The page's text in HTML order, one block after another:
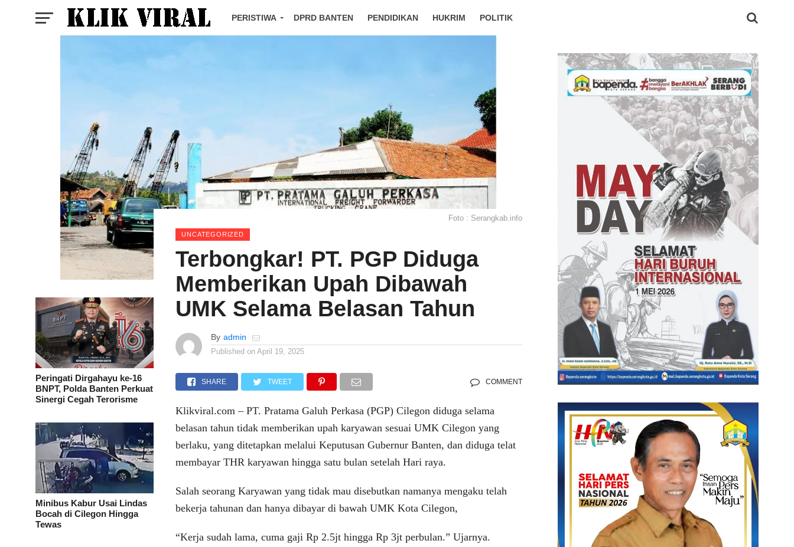
PERISTIWA DPRD BANTEN PENDIDIKAN HUKRIM POLITIK
Peringati Dirgahayu ke-16
BNPT, Polda Banten Perkuat
Sinergi Cegah Terorisme
Minibus Kabur Usai Lindas
Bocah di Cilegon Hingga
Tewas
Foto : Serangkab.info
UNCATEGORIZED
Terbongkar! PT. PGP Diduga
Memberikan Upah Dibawah
UMK Selama Belasan Tahun
By admin
Published on April 19, 2025
SHARE TWEET COMMENT
Klikviral.com – PT. Pratama Galuh Perkasa (PGP) Cilegon diduga selama
belasan tahun tidak memberikan upah karyawan sesuai UMK Cilegon yang
berlaku, yang ditetapkan melalui Keputusan Gubernur Banten, dan diduga telat
membayar THR karyawan hingga satu bulan setelah Hari raya.
Salah seorang Karyawan yang tidak mau disebutkan namanya mengaku telah
bekerja tahunan dan hanya dibayar di bawah UMK Kota Cilegon,
“Kerja sudah lama, cuma gaji Rp 2.5jt hingga Rp 3jt perbulan.” Ujarnya.